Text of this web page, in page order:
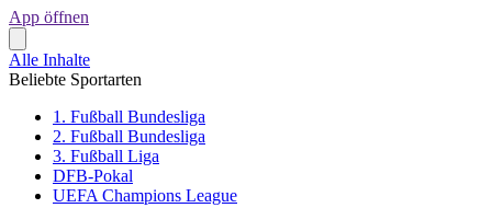
App öffnen
Alle Inhalte
Beliebte Sportarten
1. Fußball Bundesliga
2. Fußball Bundesliga
3. Fußball Liga
DFB-Pokal
UEFA Champions League